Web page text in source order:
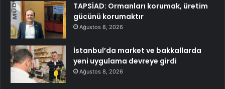
TAPSİAD: Ormanları korumak, üretim
gücünü korumaktır
Ağustos 8, 2026
İstanbul’da market ve bakkallarda
yeni uygulama devreye girdi
Ağustos 8, 2026